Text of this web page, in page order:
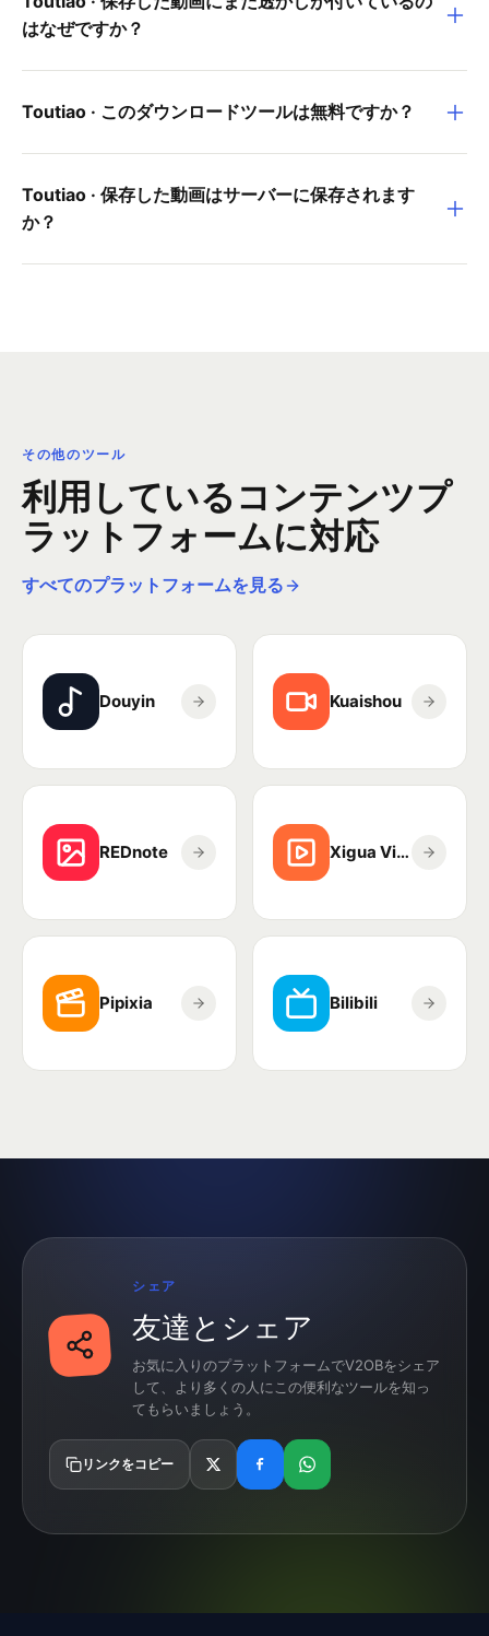
はなぜですか？
Toutiao · このダウンロードツールは無料ですか？
Toutiao · 保存した動画はサーバーに保存されます
か？
その他のツール
利用しているコンテンツプ
ラットフォームに対応
すべてのプラットフォームを見る
Douyin Kuaishou
REDnote Xigua Video
Pipixia Bilibili
シェア
友達とシェア
お気に入りのプラットフォームでV2OBをシェア
して、より多くの人にこの便利なツールを知っ
てもらいましょう。
リンクをコピー